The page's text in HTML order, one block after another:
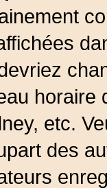
etc.
des